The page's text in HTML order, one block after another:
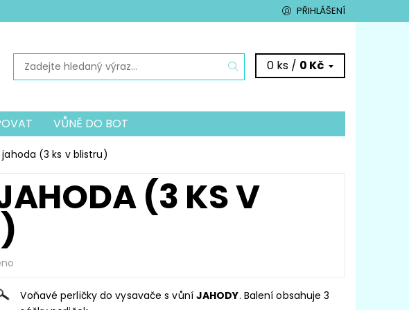
PŘIHLÁŠENÍ
0 ks / 0 Kč
VŮNĚ DO BOT
K VYSAVAČŮM
(3 ks v blistru)
(3 KS V
Voňavé perličky do vysavače s vůní JAHODY. Balení obsahuje 3